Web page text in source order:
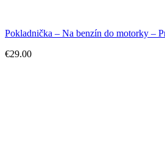
Pokladnička – Na benzín do motorky –
€29.00